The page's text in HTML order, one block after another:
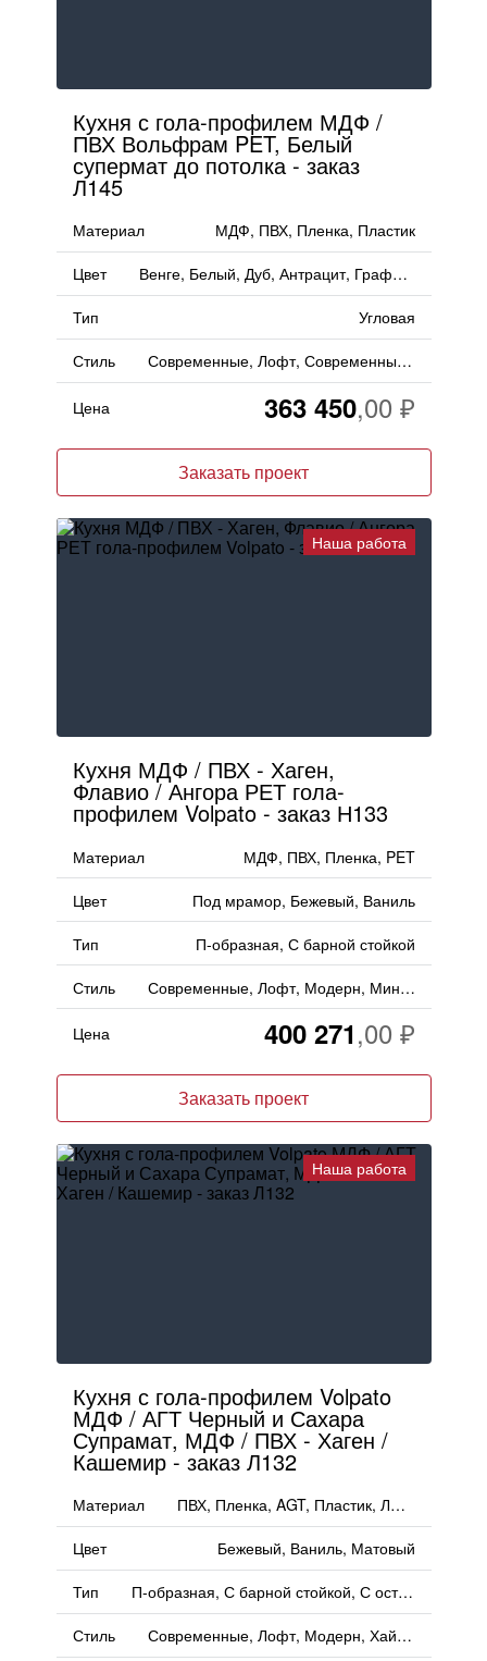
Кухня с гола-профилем МДФ /
ПВХ Вольфрам PET, Белый
супермат до потолка - заказ
Л145
Материал
МДФ, ПВХ, Пленка, Пластик
Цвет
Венге, Белый, Дуб, Антрацит, Графит, Темно-серый, Дерево, Асфальт, Ваниль
Тип
Угловая
Стиль
Современные, Лофт, Современный, Скандинавский, Минимализм
Цена 363 450
Заказать проект
Наша работа
Кухня МДФ / ПВХ - Хаген,
Флавио / Ангора РЕТ гола-
профилем Volpato - заказ Н133
Материал
МДФ, ПВХ, Пленка, PET
Цвет
Под мрамор, Бежевый, Ваниль
Тип
П-образная, С барной стойкой
Стиль
Современные, Лофт, Модерн, Минимализм, Хай-тек
Цена 400 271
Заказать проект
Наша работа
Кухня с гола-профилем Volpato
МДФ / АГТ Черный и Сахара
Супрамат, МДФ / ПВХ - Хаген /
Кашемир - заказ Л132
Материал
ПВХ, Пленка, AGT, Пластик, ЛМДФ
Цвет
Бежевый, Ваниль, Матовый
Тип
П-образная, С барной стойкой, С островом
Стиль
Современные, Лофт, Модерн, Хай-тек